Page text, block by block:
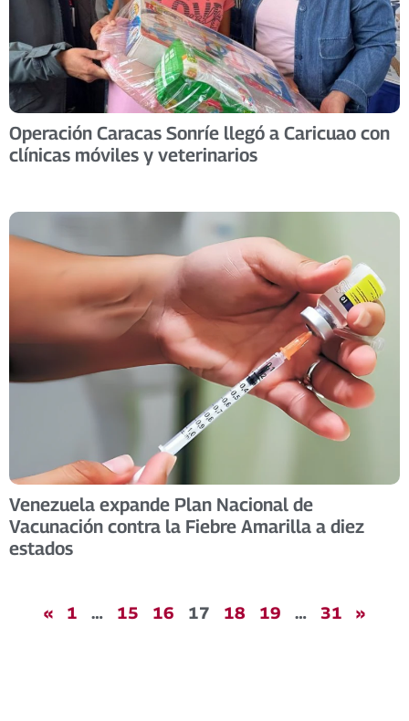
Operación Caracas Sonríe llegó a Caricuao con
clínicas móviles y veterinarios
Venezuela expande Plan Nacional de
Vacunación contra la Fiebre Amarilla a diez
estados
« 1 … 15 16 17 18 19 … 31 »